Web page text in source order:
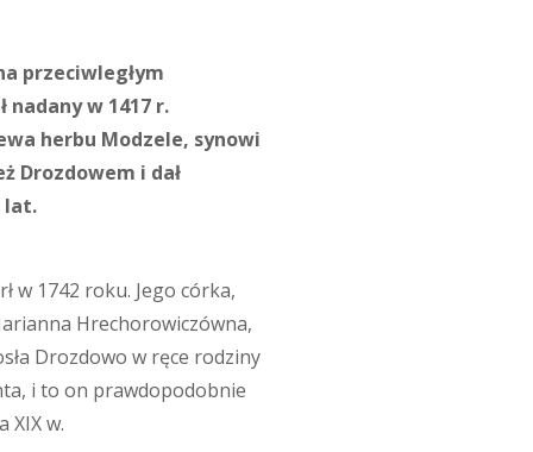
przeciwległym
w 1417 r.
herbu Modzele, synowi
Drozdowem i dał
lat.
w 1742 roku. Jego córka,
Hrechorowiczówna,
Drozdowo w ręce rodziny
i to on prawdopodobnie
XIX w.